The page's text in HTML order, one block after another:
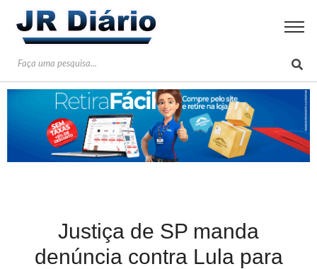
Justiça de SP manda
denúncia contra Lula para